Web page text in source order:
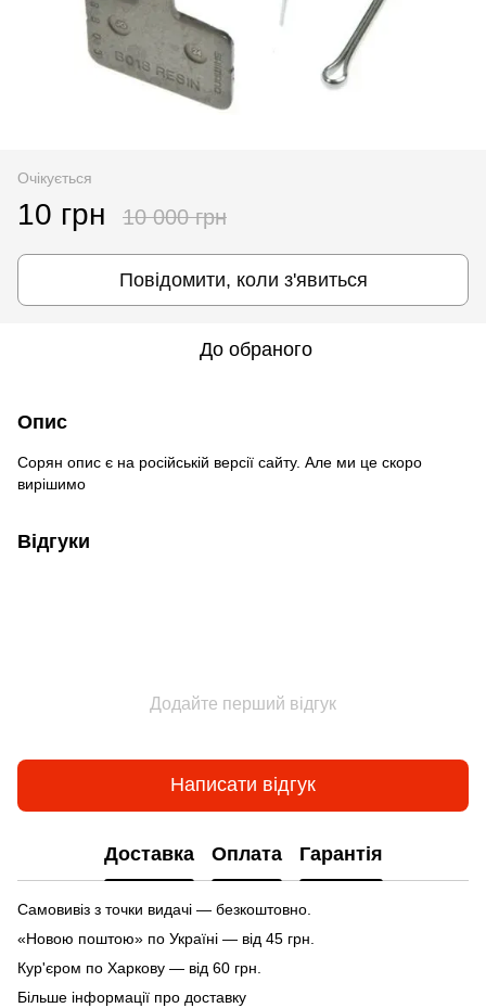
Очікується
10 грн 10 000 грн
Повідомити, коли з'явиться
До обраного
Опис
Сорян опис є на російській версії сайту. Але ми це скоро
вирішимо
Відгуки
Додайте перший відгук
Написати відгук
Доставка Оплата Гарантія
Самовивіз з точки видачі — безкоштовно.
«Новою поштою» по Україні — від 45 грн.
Кур'єром по Харкову — від 60 грн.
Більше інформації про доставку